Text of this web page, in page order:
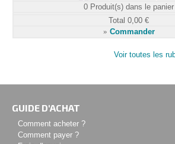
0 Produit(s) dans le panier
Total 0,00 €
» Commander
Voir toutes les
GUIDE D'ACHAT
Comment acheter ?
Comment payer ?